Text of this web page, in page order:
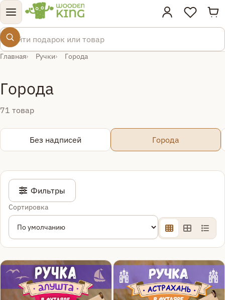
Поиск по товарам
Главная Ручки Города
Города
71 товар
Без надписей Города
Фильтры
Сортировка